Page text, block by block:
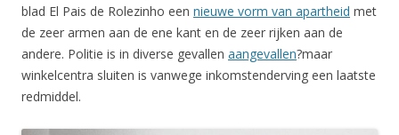
blad El Pais de Rolezinho een nieuwe vorm van apartheid met
de zeer armen aan de ene kant en de zeer rijken aan de
andere. Politie is in diverse gevallen aangevallen?maar
winkelcentra sluiten is vanwege inkomstenderving een laatste
redmiddel.